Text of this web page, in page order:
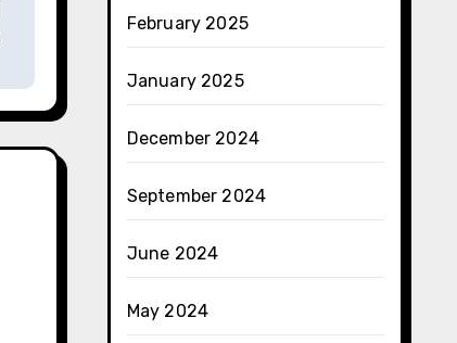
February 2025
January 2025
December 2024
September 2024
June 2024
May 2024